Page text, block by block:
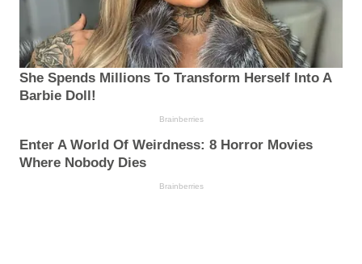
She Spends Millions To Transform Herself Into A
Barbie Doll!
Brainberries
Enter A World Of Weirdness: 8 Horror Movies
Where Nobody Dies
Brainberries